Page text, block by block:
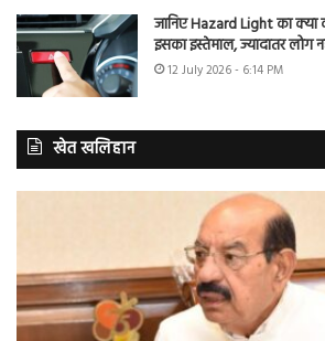
जानिए Hazard Light का
इसका इस्तेमाल, ज्यादातर लोग
12 July 2026 - 6:14 PM
खेत खलिहान